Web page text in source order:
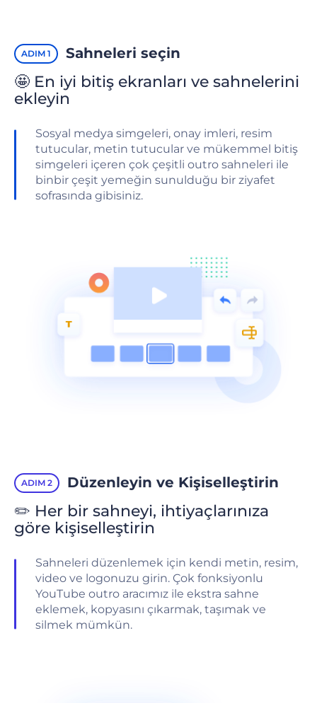
ADIM 1 Sahneleri seçin
🤩 En iyi bitiş ekranları ve sahnelerini
ekleyin
Sosyal medya simgeleri, onay imleri, resim
tutucular, metin tutucular ve mükemmel bitiş
simgeleri içeren çok çeşitli outro sahneleri ile
binbir çeşit yemeğin sunulduğu bir ziyafet
sofrasında gibisiniz.
ADIM 2 Düzenleyin ve Kişiselleştirin
✏️ Her bir sahneyi, ihtiyaçlarınıza
göre kişiselleştirin
Sahneleri düzenlemek için kendi metin, resim,
video ve logonuzu girin. Çok fonksiyonlu
YouTube outro aracımız ile ekstra sahne
eklemek, kopyasını çıkarmak, taşımak ve
silmek mümkün.